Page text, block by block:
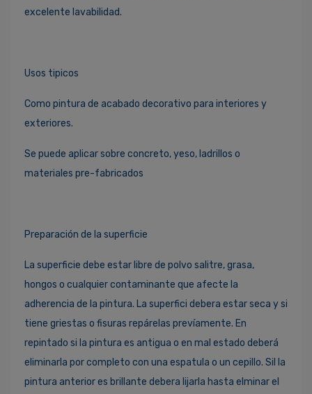
excelente lavabilidad.
Usos tipicos
Como pintura de acabado decorativo para interiores y
exteriores.
Se puede aplicar sobre concreto, yeso, ladrillos o
materiales pre-fabricados
Preparación de la superficie
La superficie debe estar libre de polvo salitre, grasa,
hongos o cualquier contaminante que afecte la
adherencia de la pintura. La superfici debera estar seca y si
tiene griestas o fisuras repárelas prevíamente. En
repintado si la pintura es antigua o en mal estado deberá
eliminarla por completo con una espatula o un cepillo. Sil la
pintura anterior es brillante debera lijarla hasta elminar el